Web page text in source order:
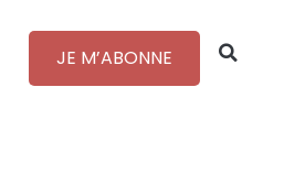
JE M’ABONNE